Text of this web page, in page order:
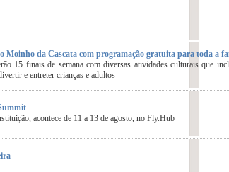
Moinho da Cascata com programação gratuita para toda a
15 finais de semana com diversas atividades culturais que
e entreter crianças e adultos
acontece de 11 a 13 de agosto, no Fly.Hub